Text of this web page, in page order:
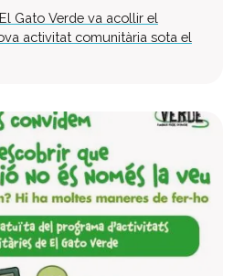
Gato Verde va acollir el
activitat comunitària sota el